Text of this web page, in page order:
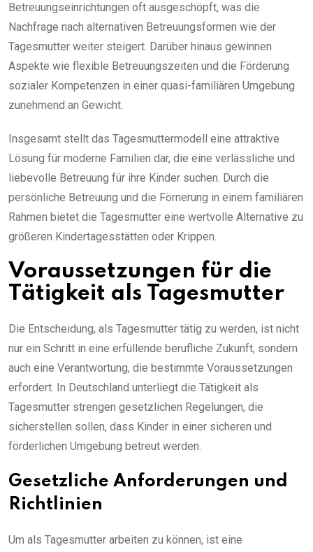
Betreuungseinrichtungen oft ausgeschöpft, was die
Nachfrage nach alternativen Betreuungsformen wie der
Tagesmutter weiter steigert. Darüber hinaus gewinnen
Aspekte wie flexible Betreuungszeiten und die Förderung
sozialer Kompetenzen in einer quasi-familiären Umgebung
zunehmend an Gewicht.
Insgesamt stellt das Tagesmuttermodell eine attraktive
Lösung für moderne Familien dar, die eine verlässliche und
liebevolle Betreuung für ihre Kinder suchen. Durch die
persönliche Betreuung und die Förnerung in einem familiären
Rahmen bietet die Tagesmutter eine wertvolle Alternative zu
größeren Kindertagesstätten oder Krippen.
Voraussetzungen für die
Tätigkeit als Tagesmutter
Die Entscheidung, als Tagesmutter tätig zu werden, ist nicht
nur ein Schritt in eine erfüllende berufliche Zukunft, sondern
auch eine Verantwortung, die bestimmte Voraussetzungen
erfordert. In Deutschland unterliegt die Tätigkeit als
Tagesmutter strengen gesetzlichen Regelungen, die
sicherstellen sollen, dass Kinder in einer sicheren und
förderlichen Umgebung betreut werden.
Gesetzliche Anforderungen und
Richtlinien
Um als Tagesmutter arbeiten zu können, ist eine